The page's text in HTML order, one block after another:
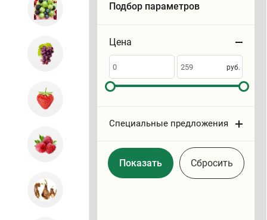
Подбор параметров
Цена
Сортировать
по
руб.
Специальные предложения
Cбросить